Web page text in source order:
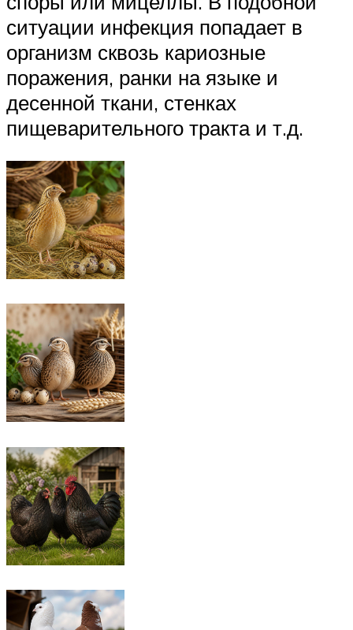
ситуации инфекция попадает в
организм сквозь кариозные
поражения, ранки на языке и
десенной ткани, стенках
пищеварительного тракта и т.д.